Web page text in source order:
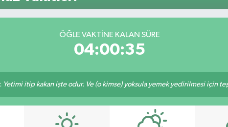
ÖĞLE VAKTINE KALAN SÜRE
04:00:34
itip kakan işte odur. Ve (o kimse) yoksula yemek yedirilmesi için